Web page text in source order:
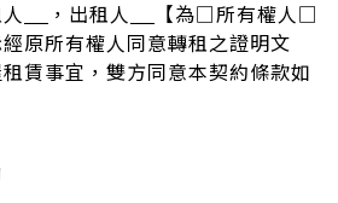
，出租人
【為□所有權人□
原所有權人同意轉租之證明文
賃事宜，雙方同意本契約條款如